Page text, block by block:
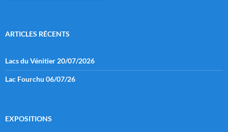
ARTICLES RÉCENTS
Lacs du Vénitier 20/07/2026
Lac Fourchu 06/07/26
EXPOSITIONS